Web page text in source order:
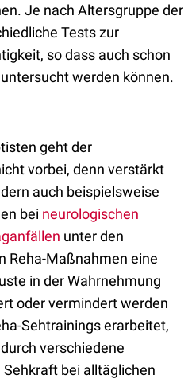
Je nach Altersgruppe der
Tests zur
so dass auch schon
werden können.
geht der
vorbei, denn verstärkt
auch beispielsweise
bei neurologischen
unter den
Reha-Maßnahmen eine
in der Wahrnehmung
oder vermindert werden
Sehtrainings erarbeitet,
verschiedene
bei alltäglichen